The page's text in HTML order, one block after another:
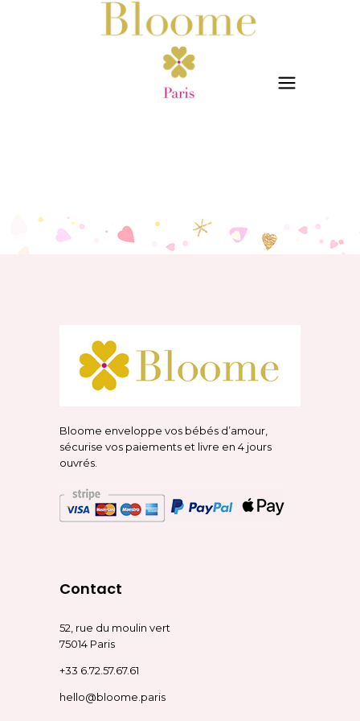
Bloome enveloppe vos bébés d’amour,
sécurise vos paiements et livre en 4 jours
ouvrés.
Contact
52, rue du moulin vert
75014 Paris
+33 6.72.57.67.61
hello@bloome.paris